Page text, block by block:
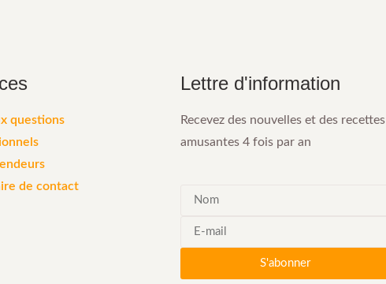
questions
de contact
Lettre d'information
Recevez des nouvelles et des recettes
amusantes 4 fois par an
S'abonner